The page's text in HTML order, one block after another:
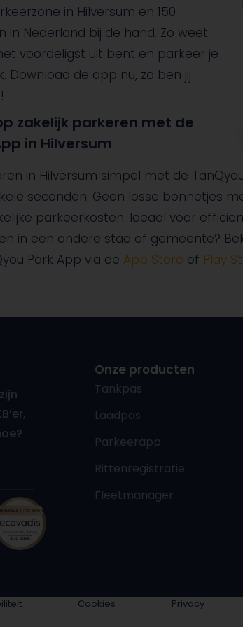
in Hilversum en 150
in Nederland bij de hand. Zo weet
voordeligst uit bent en parkeer je
Download de app nu, zo ben jij
zakelijk parkeren met de
in Hilversum
in Hilversum simpel met de
seconden. Geen losse bonnetjes
parkeerkosten. Ideaal voor
in een andere stad of gemeente?
Park App via de App Store of Play
Onze producten
Tankpas
Laadpas
Parkeerapp
Rittenregistratie
Fleetmanager
Cookies Privacy